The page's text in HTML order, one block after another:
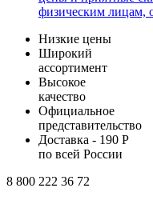
физическим лицам,
Низкие цены
Широкий
ассортимент
Высокое
качество
Официальное
представительство
Доставка - 190 Р
по всей России
8 800 222 36 72